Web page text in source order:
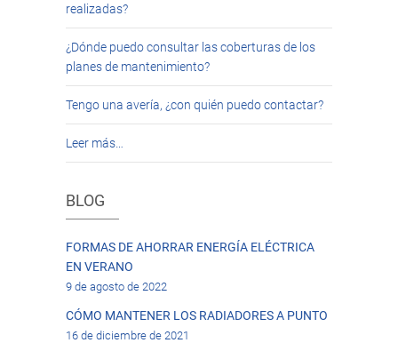
realizadas?
¿Dónde puedo consultar las coberturas de los
planes de mantenimiento?
Tengo una avería, ¿con quién puedo contactar?
Leer más…
BLOG
FORMAS DE AHORRAR ENERGÍA ELÉCTRICA
EN VERANO
9 de agosto de 2022
CÓMO MANTENER LOS RADIADORES A PUNTO
16 de diciembre de 2021